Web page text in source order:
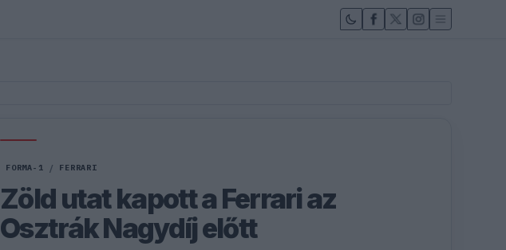
FORMA-1 / FERRARI
Zöld utat kapott a Ferrari az
Osztrák Nagydíj előtt